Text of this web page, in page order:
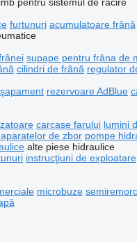
furtunuri acumulatoare frână
supape pentru frâna de
cilindri de frână regulator
rezervoare AdBlue
carcase farului lumini
de zbor pompe
alte piese hidraulice
instrucţiuni de exploatare
microbuze